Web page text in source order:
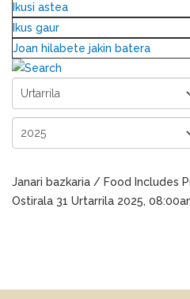
Ikusi astea
Ikus gaur
Joan hilabete jakin batera
Janari bazkaria / Food Includes
Ostirala 31 Urtarrila 2025,